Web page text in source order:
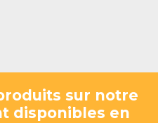
sur notre
disponibles en